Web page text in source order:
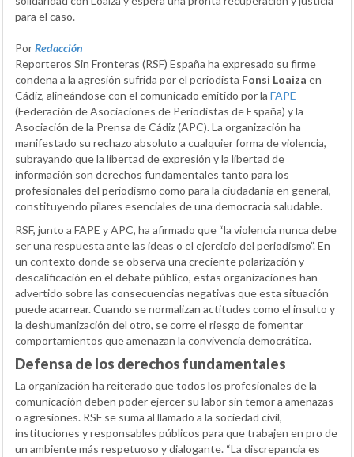
para el caso.
PorRedacción
Reporteros Sin Fronteras (RSF) España ha expresado su firme
condena a la agresión sufrida por el periodista Fonsi Loaiza en
Cádiz, alineándose con el comunicado emitido por la FAPE
(Federación de Asociaciones de Periodistas de España) y la
Asociación de la Prensa de Cádiz (APC). La organización ha
manifestado su rechazo absoluto a cualquier forma de violencia,
subrayando que la libertad de expresión y la libertad de
información son derechos fundamentales tanto para los
profesionales del periodismo como para la ciudadanía en general,
constituyendo pilares esenciales de una democracia saludable.
RSF, junto a FAPE y APC, ha afirmado que “la violencia nunca debe
ser una respuesta ante las ideas o el ejercicio del periodismo”. En
un contexto donde se observa una creciente polarización y
descalificación en el debate público, estas organizaciones han
advertido sobre las consecuencias negativas que esta situación
puede acarrear. Cuando se normalizan actitudes como el insulto y
la deshumanización del otro, se corre el riesgo de fomentar
comportamientos que amenazan la convivencia democrática.
Defensa de los derechos fundamentales
La organización ha reiterado que todos los profesionales de la
comunicación deben poder ejercer su labor sin temor a amenazas
o agresiones. RSF se suma al llamado a la sociedad civil,
instituciones y responsables públicos para que trabajen en pro de
un ambiente más respetuoso y dialogante. “La discrepancia es